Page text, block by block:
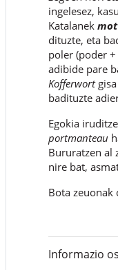
ingelesez,
Katalanek
dituzte, eta
poler (poder
adibide pare
Kofferwortgisa
badituzte
Egokia
portmanteau
Bururatzen al
nire bat,
Bota zeuonak
Informazio